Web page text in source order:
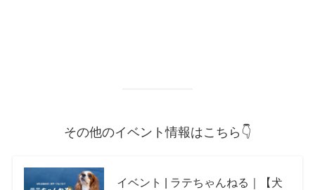
その他のイベント情報はこちら👇
イベント | ラテちゃんねる｜【犬